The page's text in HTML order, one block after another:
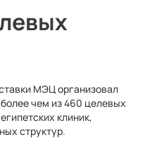
МЭЦ организовал
чем из 460 целевых
клиник,
структур.